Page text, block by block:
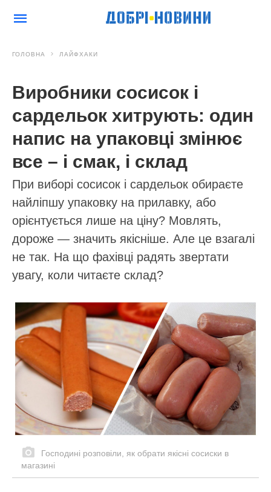
ГОЛОВНА ЛАЙФХАКИ
Виробники сосисок і
сардельок хитрують: один
напис на упаковці змінює
все – і смак, і склад
При виборі сосисок і сардельок обираєте
найліпшу упаковку на прилавку, або
орієнтується лише на ціну? Мовлять,
дороже — значить якісніше. Але це взагалі
не так. На що фахівці радять звертати
увагу, коли читаєте склад?
Господині розповіли, як обрати якісні сосиски в
магазині